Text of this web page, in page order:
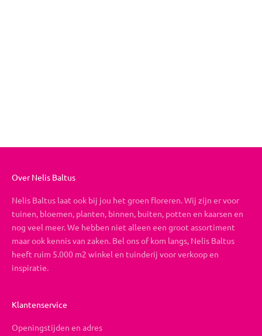
Over Nelis Baltus
Nelis Baltus laat ook bij jou het groen floreren. Wij zijn er voor
tuinen, bloemen, planten, binnen, buiten, potten en kaarsen en
nog veel meer. We hebben niet alleen een groot assortiment
maar ook kennis van zaken. Bel ons of kom langs, Nelis Baltus
heeft ruim 5.000 m2 winkel en tuinderij voor verkoop en
inspiratie.
Klantenservice
Openingstijden en adres